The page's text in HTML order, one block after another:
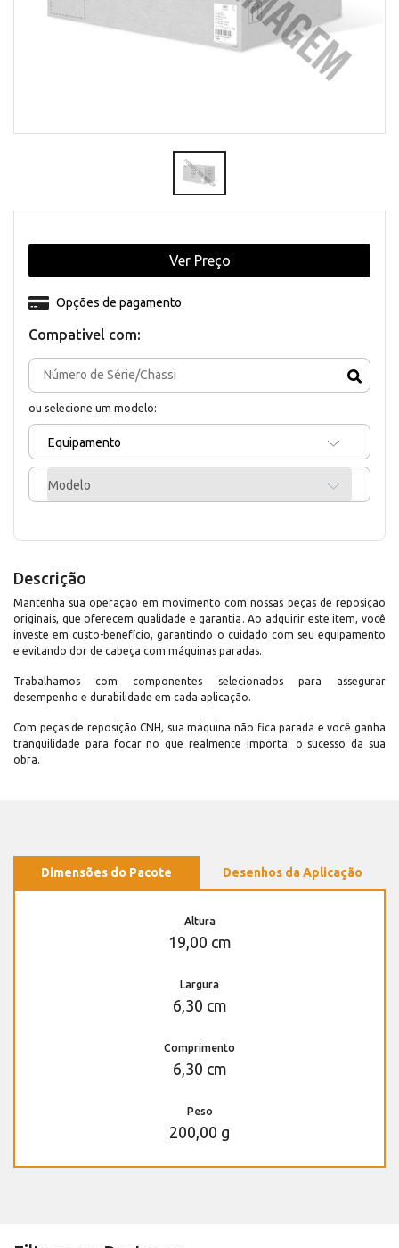
Compativel com:
ou selecione um modelo:
Equipamento
Modelo
Opções de pagamento
Ver Preço
Descrição
Mantenha sua operação em movimento com nossas peças de reposição
originais, que oferecem qualidade e garantia. Ao adquirir este item, você
investe em custo-benefício, garantindo o cuidado com seu equipamento
e evitando dor de cabeça com máquinas paradas.
Trabalhamos com componentes selecionados para assegurar
desempenho e durabilidade em cada aplicação.
Com peças de reposição CNH, sua máquina não fica parada e você ganha
tranquilidade para focar no que realmente importa: o sucesso da sua
obra.
Dimensões do Pacote Desenhos da Aplicação
Altura
19,00 cm
Largura
6,30 cm
Comprimento
6,30 cm
Peso
200,00 g